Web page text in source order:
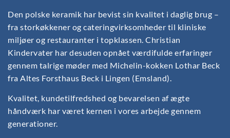
Den polske keramik har bevist sin kvalitet i daglig brug –
fra storkøkkener og cateringvirksomheder til kliniske
miljøer og restauranter i topklassen. Christian
Kindervater har desuden opnået værdifulde erfaringer
gennem talrige møder med Michelin-kokken Lothar Beck
fra Altes Forsthaus Beck i Lingen (Emsland).
Kvalitet, kundetilfredshed og bevarelsen af ægte
håndværk har været kernen i vores arbejde gennem
generationer.